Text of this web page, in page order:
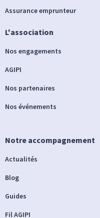
Assurance emprunteur
L'association
Nos engagements
AGIPI
Nos partenaires
Nos événements
Notre accompagnement
Actualités
Blog
Guides
Fil AGIPI